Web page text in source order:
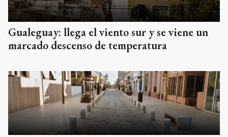
Gualeguay: llega el viento sur y se viene un
marcado descenso de temperatura